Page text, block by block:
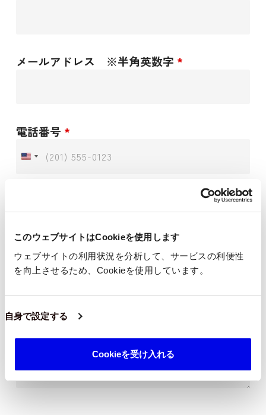
このウェブサイトはCookieを使用します
ウェブサイトの利用状況を分析して、サービスの利便性
を向上させるため、Cookieを使用しています。
自身で設定する
Cookieを受け入れる
メールアドレス ※半角英数字 *
電話番号 *
見積もりが欲しい
その他
お問い合わせ内容*